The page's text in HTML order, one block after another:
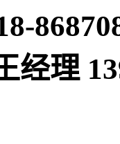
经理